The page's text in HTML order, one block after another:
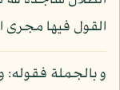
القول فيها مجرى
و بالجملة فقوله: